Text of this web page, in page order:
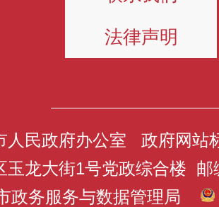
法律声明
人民政府办公室 政府网站
玉龙大街1号党政综合楼 邮
政务服务与数据管理局